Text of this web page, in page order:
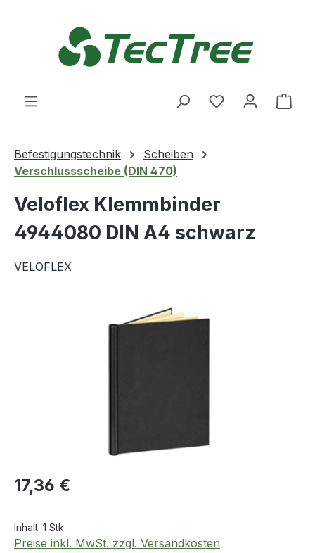
Du hast 0
Befestigungstechnik
Scheiben
Verschlussscheibe (DIN 470)
Veloflex Klemmbinder
4944080 DIN A4 schwarz
VELOFLEX
Bildergalerie überspringen
Regulärer Preis:
17,36 €
Inhalt: 1 Stk
Preise inkl. MwSt. zzgl. Versandkosten